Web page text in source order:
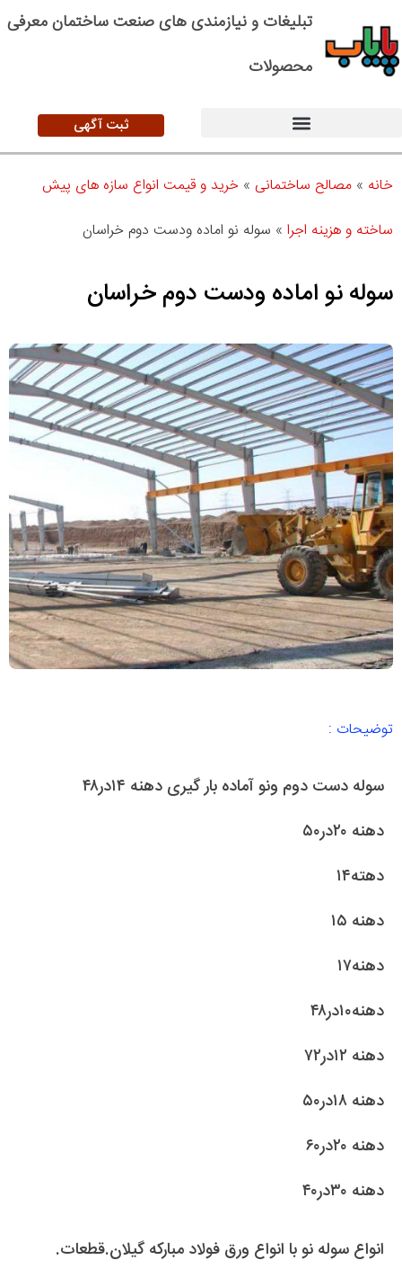
تبلیغات و نیازمندی های صنعت ساختمان معرفی
محصولات
ثبت آگهی
خانه » مصالح ساختمانی » خرید و قیمت انواع سازه های پیش
ساخته و هزینه اجرا » سوله نو اماده ودست دوم خراسان
سوله نو اماده ودست دوم خراسان
توضیحات :
سوله دست دوم ونو آماده بار گیری دهنه ۱۴در۴۸
دهنه ۲۰در۵۰
دهته۱۴
دهنه ۱۵
دهنه۱۷
دهنه۱۰در۴۸
دهنه ۱۲در۷۲
دهنه ۱۸در۵۰
دهنه ۲۰در۶۰
دهنه ۳۰در۴۰
انواع سوله نو با انواع ورق فولاد مبارکه گیلان.قطعات.